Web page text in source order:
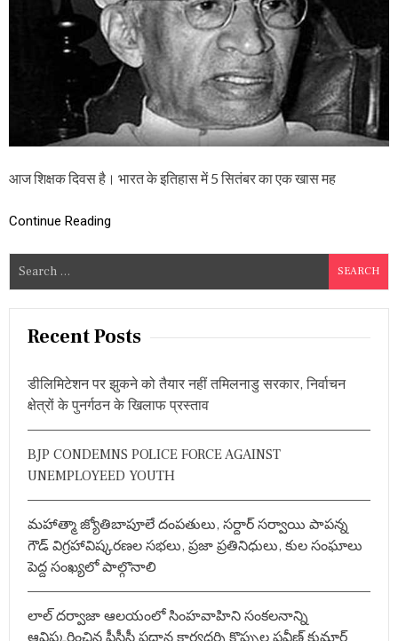
D
A
Y
2
0
2
2
:
–
ऊ
क
आज शिक्षक दिवस है। भारत के इतिहास में 5 सितंबर का एक खास मह
Continue Reading
e
a
Recent Posts
डीलिमिटेशन पर झुकने को तैयार नहीं तमिलनाडु सरकार, निर्वाचन
क्षेत्रों के पुनर्गठन के खिलाफ प्रस्ताव
BJP CONDEMNS POLICE FORCE AGAINST
UNEMPLOYEED YOUTH
మహాత్మా జ్యోతిబాపూలే దంపతులు, సర్దార్ సర్వాయి పాపన్న
గౌడ్ విగ్రహావిష్కరణల సభలు, ప్రజా ప్రతినిధులు, కుల సంఘాలు
పెద్ద సంఖ్యలో పాల్గొనాలి
లాల్ దర్వాజా ఆలయంలో సింహవాహిని సంకలనాన్ని